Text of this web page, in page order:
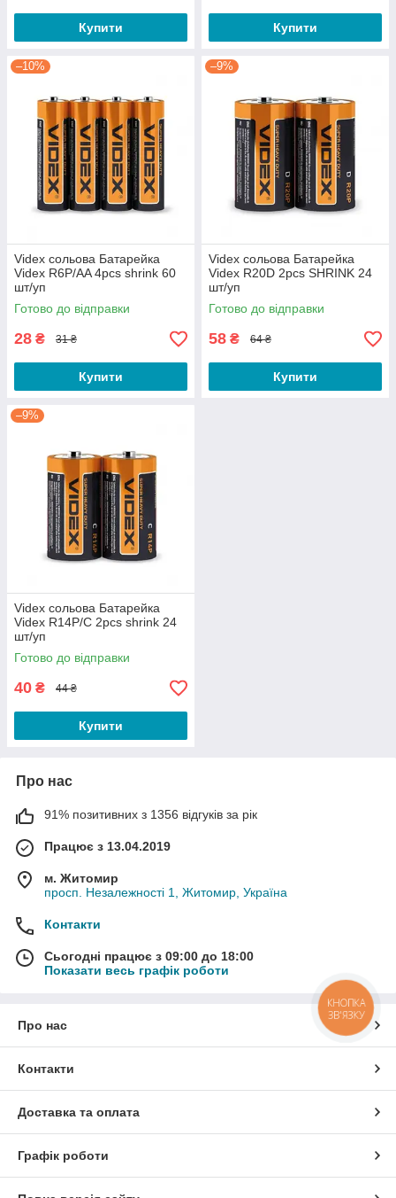
Купити Купити
–10%
Videx сольова Батарейка
Videx R6P/AA 4pcs shrink 60
шт/уп
Готово до відправки
28 ₴ 31 ₴
Купити
–9%
Videx сольова Батарейка
Videx R20D 2pcs SHRINK 24
шт/уп
Готово до відправки
58 ₴ 64 ₴
Купити
–9%
Videx сольова Батарейка
Videx R14P/C 2pcs shrink 24
шт/уп
Готово до відправки
40 ₴ 44 ₴
Купити
Про нас
91% позитивних з 1356 відгуків за рік
Працює з 13.04.2019
м. Житомир
просп. Незалежності 1, Житомир, Україна
Контакти
Сьогодні працює з 09:00 до 18:00
Показати весь графік роботи
Про нас
Контакти
Доставка та оплата
Графік роботи
КНОПКА
ЗВ'ЯЗКУ